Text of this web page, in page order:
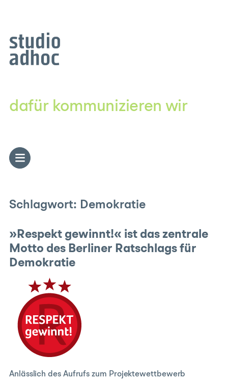
dafür kommunizieren wir
Schlagwort: Demokratie
»Respekt gewinnt!« ist das zentrale
Motto des Berliner Ratschlags für
Demokratie
Anlässlich des Aufrufs zum Projektewettbewerb